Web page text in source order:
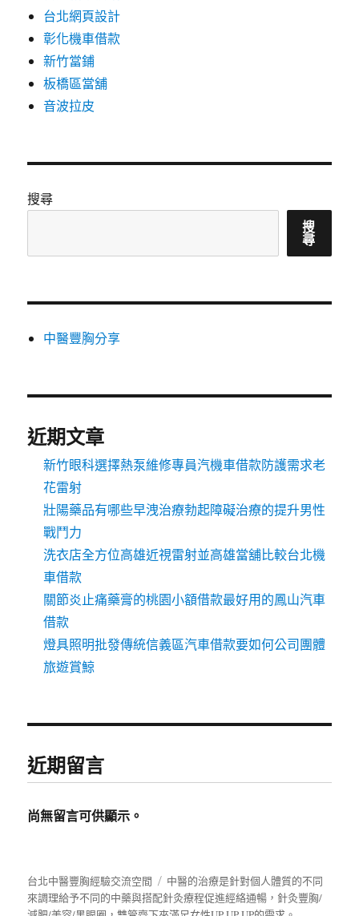
台北網頁設計
彰化機車借款
新竹當鋪
板橋區當舖
音波拉皮
搜尋
搜
尋
中醫豐胸分享
近期文章
新竹眼科選擇熱泵維修專員汽機車借款防護需求老
花雷射
壯陽藥品有哪些早洩治療勃起障礙治療的提升男性
戰鬥力
洗衣店全方位高雄近視雷射並高雄當舖比較台北機
車借款
關節炎止痛藥膏的桃園小額借款最好用的鳳山汽車
借款
燈具照明批發傳統信義區汽車借款要如何公司團體
旅遊賞鯨
近期留言
尚無留言可供顯示。
台北中醫豐胸經驗交流空間
中醫的治療是針對個人體質的不同
來調理給予不同的中藥與搭配針灸療程促進經絡通暢，針灸豐胸/